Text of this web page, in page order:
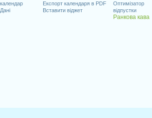
календар
Дані
Експорт календаря в PDF
Вставити віджет
Оптимізатор
відпустки
Ранкова кава